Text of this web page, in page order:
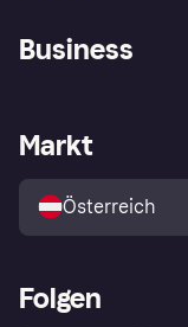
Shops entdecken
Business
Händlerportal
Markt
Österreich
Folgen